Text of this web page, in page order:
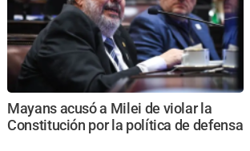
Mayans acusó a Milei de violar la
Constitución por la política de defensa